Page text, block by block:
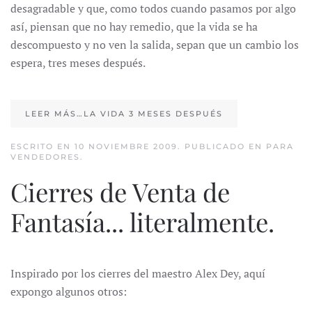
desagradable y que, como todos cuando pasamos por algo
así, piensan que no hay remedio, que la vida se ha
descompuesto y no ven la salida, sepan que un cambio los
espera, tres meses después.
LEER MÁS…LA VIDA 3 MESES DESPUÉS
ESCRITO EN 10 NOVIEMBRE 2009 . PUBLICADO EN PARA
VENDEDORES .
Cierres de Venta de
Fantasía... literalmente.
Inspirado por los cierres del maestro Alex Dey, aquí
expongo algunos otros: